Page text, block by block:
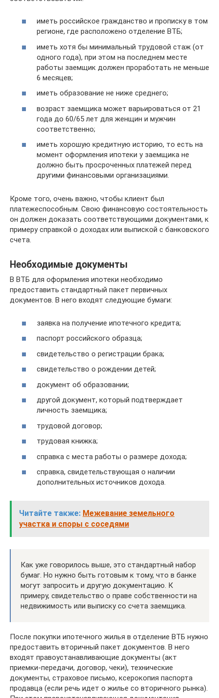
иметь российское гражданство и прописку в том
регионе, где расположено отделение ВТБ;
иметь хотя бы минимальный трудовой стаж (от
одного года), при этом на последнем месте
работы заемщик должен проработать не меньше
6 месяцев;
иметь образование не ниже среднего;
возраст заемщика может варьироваться от 21
года до 60/65 лет для женщин и мужчин
соответственно;
иметь хорошую кредитную историю, то есть на
момент оформления ипотеки у заемщика не
должно быть просроченных платежей перед
другими финансовыми организациями.
Кроме того, очень важно, чтобы клиент был
платежеспособным. Свою финансовую состоятельность
он должен доказать соответствующими документами, к
примеру справкой о доходах или выпиской с банковского
счета.
Необходимые документы
В ВТБ для оформления ипотеки необходимо
предоставить стандартный пакет первичных
документов. В него входят следующие бумаги:
заявка на получение ипотечного кредита;
паспорт российского образца;
свидетельство о регистрации брака;
свидетельство о рождении детей;
документ об образовании;
другой документ, который подтверждает
личность заемщика;
трудовой договор;
трудовая книжка;
справка с места работы о размере дохода;
справка, свидетельствующая о наличии
дополнительных источников дохода.
Читайте также: Межевание земельного
участка и споры с соседями
Как уже говорилось выше, это стандартный набор
бумаг. Но нужно быть готовым к тому, что в банке
могут запросить и другую документацию. К
примеру, свидетельство о праве собственности на
недвижимость или выписку со счета заемщика.
После покупки ипотечного жилья в отделение ВТБ нужно
предоставить вторичный пакет документов. В него
входят правоустанавливающие документы (акт
приемки-передачи, договор, чеки), технические
документы, страховое письмо, ксерокопия паспорта
продавца (если речь идет о жилье со вторичного рынка).